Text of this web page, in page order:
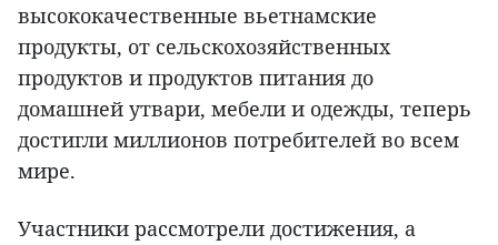
высококачественные вьетнамские
продукты, от сельскохозяйственных
продуктов и продуктов питания до
домашней утвари, мебели и одежды, теперь
достигли миллионов потребителей во всем
мире.
Участники рассмотрели достижения, а